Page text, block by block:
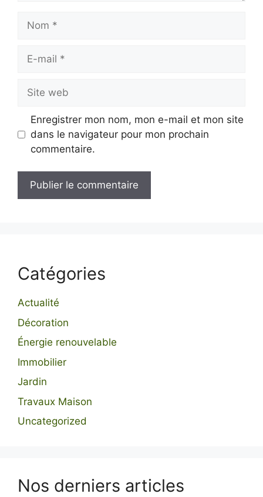
mail
web
Enregistrer mon nom, mon e-mail et mon site
dans le navigateur pour mon prochain
commentaire.
Catégories
Actualité
Décoration
Énergie renouvelable
Immobilier
Jardin
Travaux Maison
Uncategorized
Nos derniers articles